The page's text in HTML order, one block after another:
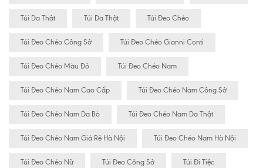
Túi Da Thât Túi Da Thật Túi Đeo Chéo
Túi Đeo Chéo Công Sở Túi Đeo Chéo Gianni Conti
Túi Đeo Chéo Màu Đỏ Túi Đeo Chéo Nam
Túi Đeo Chéo Nam Cao Cấp Túi Đeo Chéo Nam Công Sở
Túi Đeo Chéo Nam Da Bò Túi Đeo Chéo Nam Da Thật
Túi Đeo Chéo Nam Giá Rẻ Hà Nội Túi Đeo Chéo Nam Hà Nội
Túi Đeo Chéo Nữ Túi Đeo Công Sở Túi Đi Tiệc